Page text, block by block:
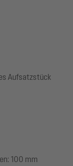
Aufsatzstück
100 mm